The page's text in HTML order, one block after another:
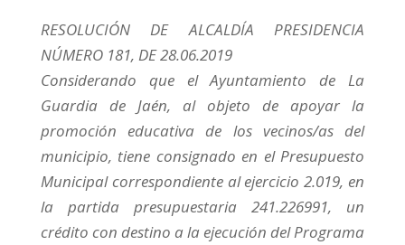
RESOLUCIÓN DE ALCALDÍA PRESIDENCIA
NÚMERO 181, DE 28.06.2019
Considerando que el Ayuntamiento de La
Guardia de Jaén, al objeto de apoyar la
promoción educativa de los vecinos/as del
municipio, tiene consignado en el Presupuesto
Municipal correspondiente al ejercicio 2.019, en
la partida presupuestaria 241.226991, un
crédito con destino a la ejecución del Programa